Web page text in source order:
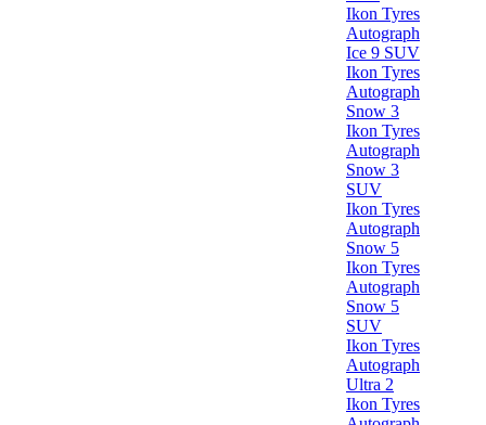
Ikon Tyres
Autograph
Ice 9 SUV
Ikon Tyres
Autograph
Snow 3
Ikon Tyres
Autograph
Snow 3
SUV
Ikon Tyres
Autograph
Snow 5
Ikon Tyres
Autograph
Snow 5
SUV
Ikon Tyres
Autograph
Ultra 2
Ikon Tyres